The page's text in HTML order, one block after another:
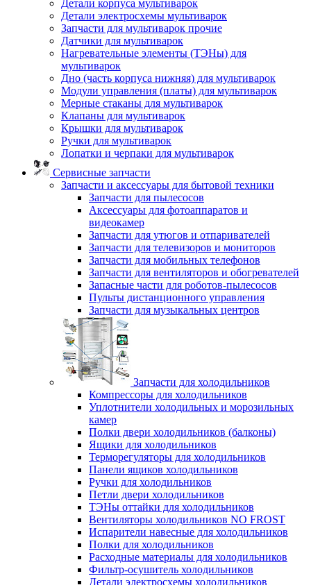
Детали корпуса мультиварок
Детали электросхемы мультиварок
Запчасти для мультиварок прочие
Датчики для мультиварок
Нагревательные элементы (ТЭНы) для
мультиварок
Дно (часть корпуса нижняя) для мультиварок
Модули управления (платы) для мультиварок
Мерные стаканы для мультиварок
Клапаны для мультиварок
Крышки для мультиварок
Ручки для мультиварок
Лопатки и черпаки для мультиварок
Сервисные запчасти
Запчасти и аксессуары для бытовой техники
Запчасти для пылесосов
Аксессуары для фотоаппаратов и
видеокамер
Запчасти для утюгов и отпаривателей
Запчасти для телевизоров и мониторов
Запчасти для мобильных телефонов
Запчасти для вентиляторов и обогревателей
Запасные части для роботов-пылесосов
Пульты дистанционного управления
Запчасти для музыкальных центров
Запчасти для холодильников
Компрессоры для холодильников
Уплотнители холодильных и морозильных
камер
Полки двери холодильников (балконы)
Ящики для холодильников
Терморегуляторы для холодильников
Панели ящиков холодильников
Ручки для холодильников
Петли двери холодильников
ТЭНы оттайки для холодильников
Вентиляторы холодильников NO FROST
Испарители навесные для холодильников
Полки для холодильников
Расходные материалы для холодильников
Фильтр-осушитель холодильников
Детали электросхемы холодильников